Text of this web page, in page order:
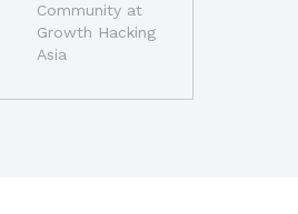
Community at
Growth Hacking
Asia